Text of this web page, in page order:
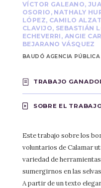
VÍCTOR GALEANO,
OSORIO, NATHALY
LÓPEZ, CAMILO
CLAVIJO, SEBASTIÁN
ECHEVERRI, ANGIE
BEJARANO VÁSQUEZ
BAUDÓ AGENCIA PÚBLICA
TRABAJO
SOBRE EL
Este trabajo sobre los
voluntarios de Calamar
variedad de
sumergirnos en las
A partir de un texto